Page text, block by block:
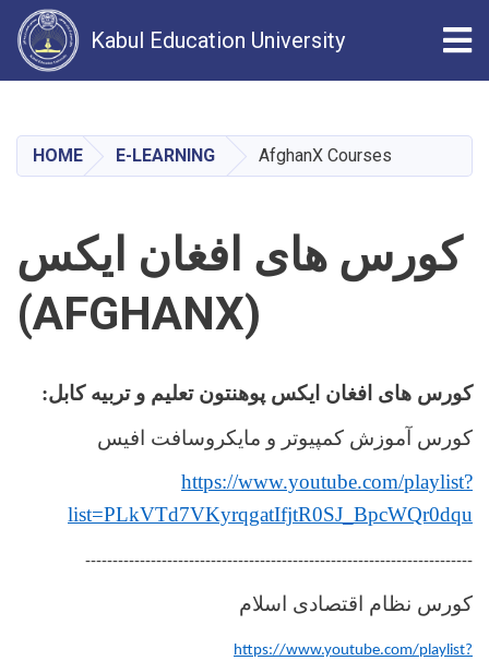
main
content
Kabul Education University
HOME E-LEARNING AfghanX Courses
کورس های افغان ایکس
(AFGHANX)
کورس های افغان ایکس پوهنتون تعلیم و تربیه کابل:
کورس آموزش کمپیوتر و مایکروسافت افیس
https://www.youtube.com/playlist?
list=PLkVTd7VKyrqgatIfjtR0SJ_BpcWQr0dqu
-----------------------------------------------------------------------
کورس نظام اقتصادی اسلام
https://www.youtube.com/playlist?